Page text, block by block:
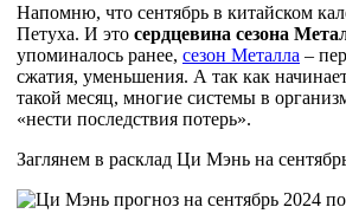
Напомню, что сентябрь в китайском
Петуха. И это сердцевина сезона
упоминалось ранее, сезон Металла –
сжатия, уменьшения. А так как
такой месяц, многие системы в
«нести последствия потерь».
Заглянем в расклад Ци Мэнь на